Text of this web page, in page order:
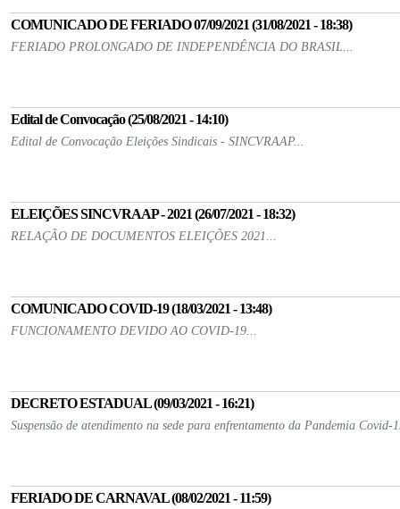
COMUNICADO DE FERIADO 07/09/2021 (31/08/2021 - 18:38)
FERIADO PROLONGADO DE INDEPENDÊNCIA DO BRASIL...
Edital de Convocação (25/08/2021 - 14:10)
Edital de Convocação Eleições Sindicais - SINCVRAAP...
ELEIÇÕES SINCVRAAP - 2021 (26/07/2021 - 18:32)
RELAÇÃO DE DOCUMENTOS ELEIÇÕES 2021...
COMUNICADO COVID-19 (18/03/2021 - 13:48)
FUNCIONAMENTO DEVIDO AO COVID-19...
DECRETO ESTADUAL (09/03/2021 - 16:21)
Suspensão de atendimento na sede para enfrentamento da Pandemia Covid-
FERIADO DE CARNAVAL (08/02/2021 - 11:59)